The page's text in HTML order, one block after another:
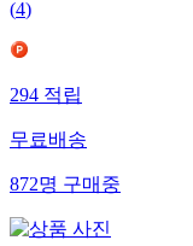
(4)
294적립
무료배송
872명구매중